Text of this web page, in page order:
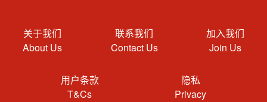
关于我们
About Us
联系我们
Contact Us
加入我们
Join Us
用户条款
T&Cs
隐私
Privacy